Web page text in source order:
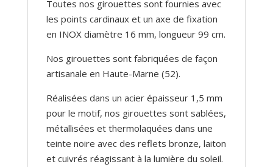
Toutes nos girouettes sont fournies avec
les points cardinaux et un axe de fixation
en INOX diamètre 16 mm, longueur 99 cm.
Nos girouettes sont fabriquées de façon
artisanale en Haute-Marne (52).
Réalisées dans un acier épaisseur 1,5 mm
pour le motif, nos girouettes sont sablées,
métallisées et thermolaquées dans une
teinte noire avec des reflets bronze, laiton
et cuivrés réagissant à la lumière du soleil.